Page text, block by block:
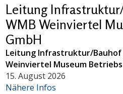
Leitung
WMB Weinviertel
GmbH
Leitung Infrastruktur/Bauhof
Weinviertel Museum Betriebs
15. August 2026
Nähere Infos